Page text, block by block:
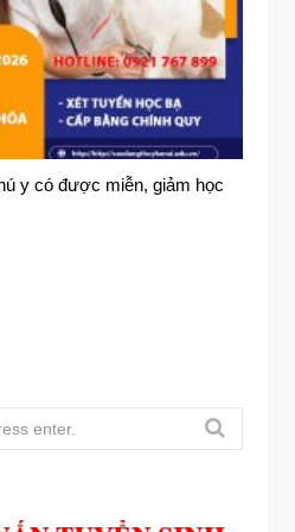
y có được miễn, giảm học